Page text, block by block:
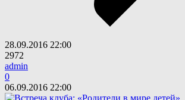
28.09.2016 22:00
2972
admin
0
06.09.2016 22:00